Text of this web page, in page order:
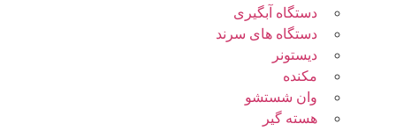
دستگاه آبگیری
دستگاه های سرند
دیستونر
مکنده
وان شستشو
هسته گیر